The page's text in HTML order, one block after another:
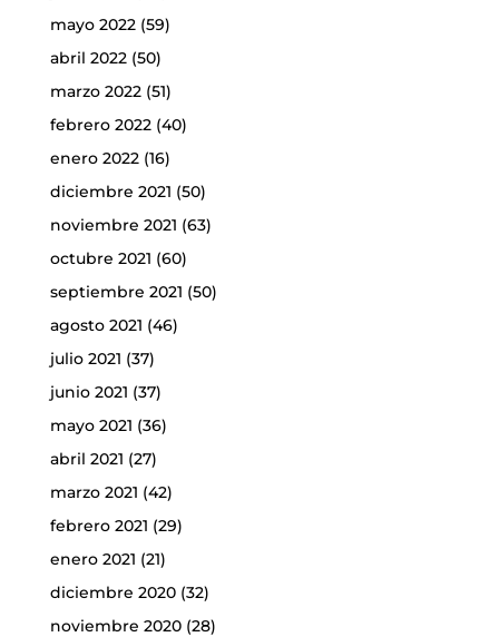
mayo 2022(59)
abril 2022(50)
marzo 2022(51)
febrero 2022(40)
enero 2022(16)
diciembre 2021 (50)
noviembre 2021 (63)
octubre 2021 (60)
septiembre 2021 (50)
agosto 2021 (46)
julio 2021 (37)
junio 2021 (37)
mayo 2021 (36)
abril 2021 (27)
marzo 2021 (42)
febrero 2021 (29)
enero 2021 (21)
diciembre 2020(32)
noviembre 2020(28)